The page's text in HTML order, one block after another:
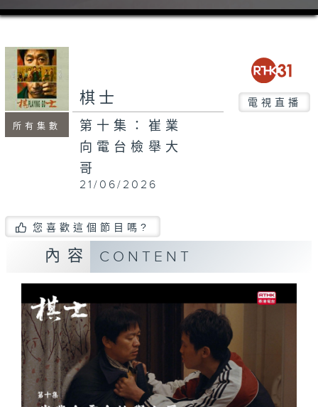
所有集數
棋士 電視直播
第十集：崔業
向電台檢舉大
哥
21/06/2026
您喜歡這個節目嗎?
內容 CONTENT